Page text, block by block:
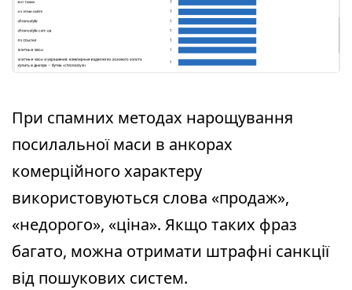
При спамних методах нарощування
посилальної маси в анкорах
комерційного характеру
використовуються слова «продаж»,
«недорого», «ціна». Якщо таких фраз
багато, можна отримати штрафні санкції
від пошукових систем.